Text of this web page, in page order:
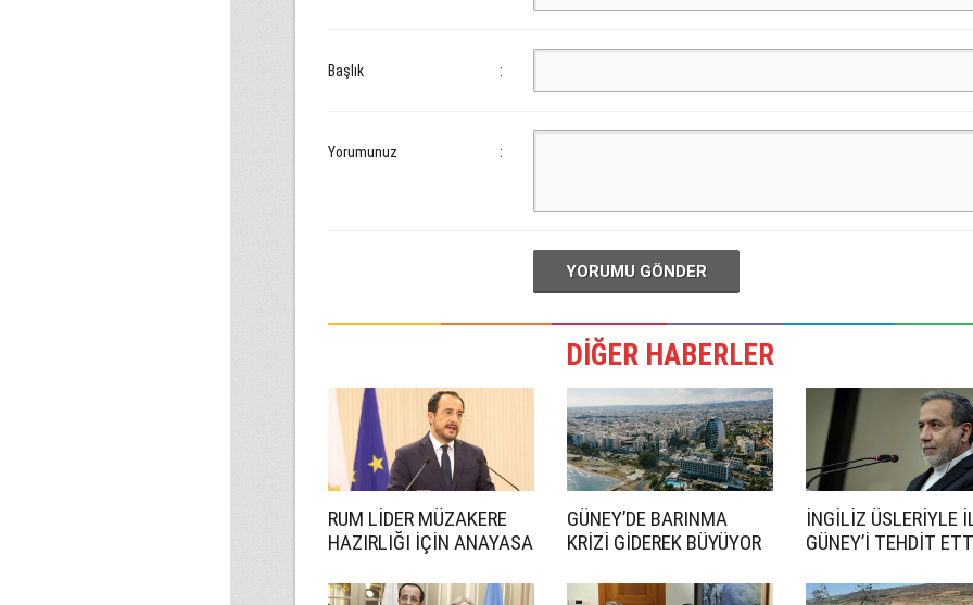
Başlık :
Yorumunuz :
YORUMU GÖNDER
DİĞER HABERLER
RUM LİDER MÜZAKERE
HAZIRLIĞI İÇİN ANAYASA
GÜNEY’DE BARINMA
KRİZİ GİDEREK BÜYÜYOR
İNGİLİZ ÜSLERİYLE
GÜNEY’İ TEHDİT